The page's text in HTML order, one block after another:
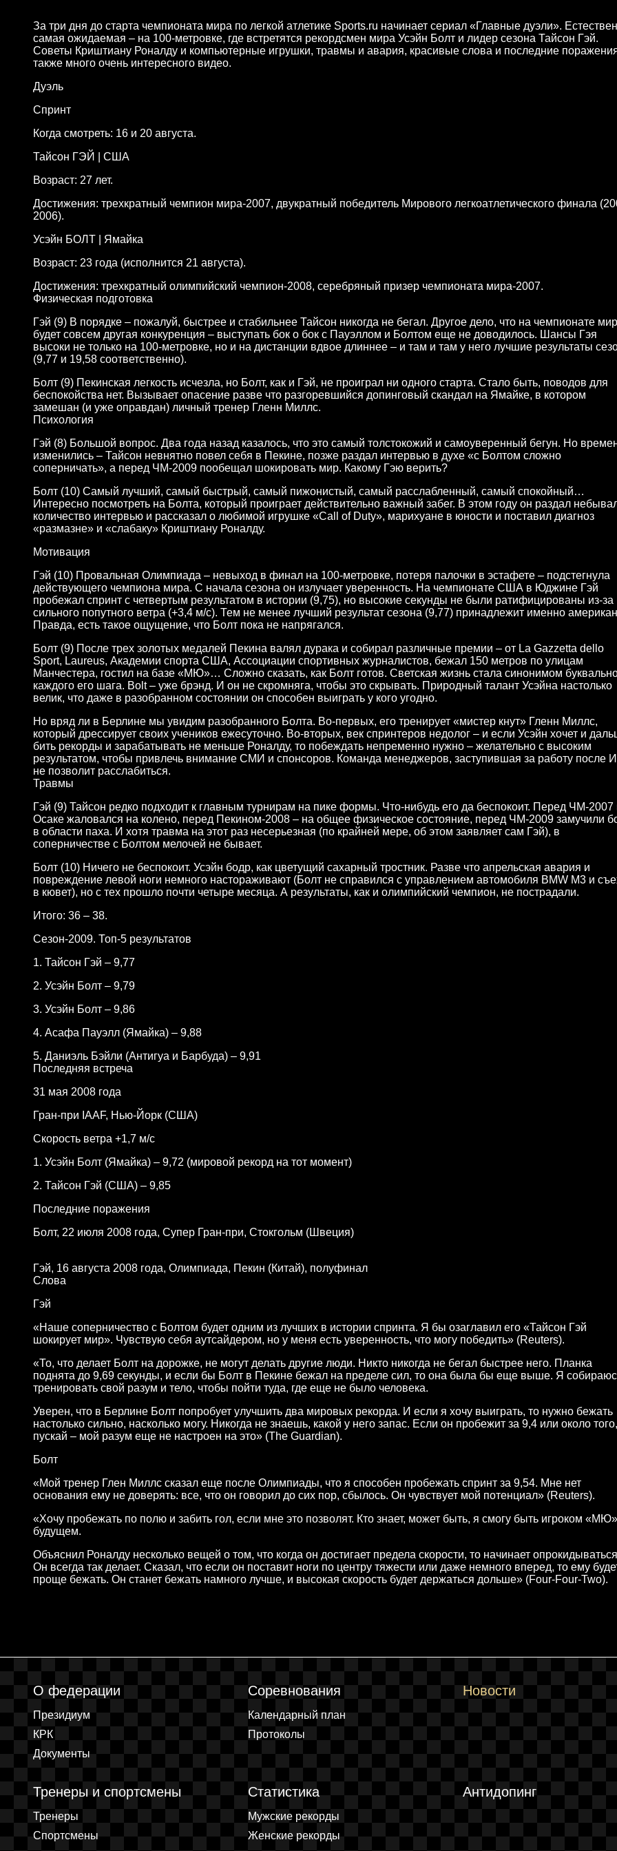
За три дня до старта чемпионата мира по легкой атлетике Sports.ru начинает сериал «Главные дуэли».
самая ожидаемая – на 100-метровке, где встретятся рекордсмен мира Усэйн Болт и лидер сезона Тайсон Гэй.
Советы Криштиану Роналду и компьютерные игрушки, травмы и авария, красивые слова и последние
также много очень интересного видео.
Дуэль
Спринт
Когда смотреть: 16 и 20 августа.
Тайсон ГЭЙ | США
Возраст: 27 лет.
Достижения: трехкратный чемпион мира-2007, двукратный победитель Мирового легкоатлетического финала
2006).
Усэйн БОЛТ | Ямайка
Возраст: 23 года (исполнится 21 августа).
Достижения: трехкратный олимпийский чемпион-2008, серебряный призер чемпионата мира-2007.
Физическая подготовка
Гэй (9) В порядке – пожалуй, быстрее и стабильнее Тайсон никогда не бегал. Другое дело, что на чемпионате
будет совсем другая конкуренция – выступать бок о бок с Пауэллом и Болтом еще не доводилось. Шансы Гэя
высоки не только на 100-метровке, но и на дистанции вдвое длиннее – и там и там у него лучшие результаты
(9,77 и 19,58 соответственно).
Болт (9) Пекинская легкость исчезла, но Болт, как и Гэй, не проиграл ни одного старта. Стало быть, поводов для
беспокойства нет. Вызывает опасение разве что разгоревшийся допинговый скандал на Ямайке, в котором
замешан (и уже оправдан) личный тренер Гленн Миллс.
Психология
Гэй (8) Большой вопрос. Два года назад казалось, что это самый толстокожий и самоуверенный бегун. Но
изменились – Тайсон невнятно повел себя в Пекине, позже раздал интервью в духе «с Болтом сложно
соперничать», а перед ЧМ-2009 пообещал шокировать мир. Какому Гэю верить?
Болт (10) Самый лучший, самый быстрый, самый пижонистый, самый расслабленный, самый спокойный…
Интересно посмотреть на Болта, который проиграет действительно важный забег. В этом году он раздал
количество интервью и рассказал о любимой игрушке «Call of Duty», марихуане в юности и поставил диагноз
«размазне» и «слабаку» Криштиану Роналду.
Мотивация
Гэй (10) Провальная Олимпиада – невыход в финал на 100-метровке, потеря палочки в эстафете – подстегнула
действующего чемпиона мира. С начала сезона он излучает уверенность. На чемпионате США в Юджине Гэй
пробежал спринт с четвертым результатом в истории (9,75), но высокие секунды не были ратифицированы из-за
сильного попутного ветра (+3,4 м/c). Тем не менее лучший результат сезона (9,77) принадлежит именно
Правда, есть такое ощущение, что Болт пока не напрягался.
Болт (9) После трех золотых медалей Пекина валял дурака и собирал различные премии – от La Gazzetta dello
Sport, Laureus, Академии спорта США, Ассоциации спортивных журналистов, бежал 150 метров по улицам
Манчестера, гостил на базе «МЮ»… Сложно сказать, как Болт готов. Светская жизнь стала синонимом
каждого его шага. Bolt – уже брэнд. И он не скромняга, чтобы это скрывать. Природный талант Усэйна настолько
велик, что даже в разобранном состоянии он способен выиграть у кого угодно.
Но вряд ли в Берлине мы увидим разобранного Болта. Во-первых, его тренирует «мистер кнут» Гленн Миллс,
который дрессирует своих учеников ежесуточно. Во-вторых, век спринтеров недолог – и если Усэйн хочет и
бить рекорды и зарабатывать не меньше Роналду, то побеждать непременно нужно – желательно с высоким
результатом, чтобы привлечь внимание СМИ и спонсоров. Команда менеджеров, заступившая за работу после
не позволит расслабиться.
Травмы
Гэй (9) Тайсон редко подходит к главным турнирам на пике формы. Что-нибудь его да беспокоит. Перед ЧМ-2007
Осаке жаловался на колено, перед Пекином-2008 – на общее физическое состояние, перед ЧМ-2009 замучили
в области паха. И хотя травма на этот раз несерьезная (по крайней мере, об этом заявляет сам Гэй), в
соперничестве с Болтом мелочей не бывает.
Болт (10) Ничего не беспокоит. Усэйн бодр, как цветущий сахарный тростник. Разве что апрельская авария и
повреждение левой ноги немного настораживают (Болт не справился с управлением автомобиля BMW M3 и
в кювет), но с тех прошло почти четыре месяца. А результаты, как и олимпийский чемпион, не пострадали.
Итого: 36 – 38.
Сезон-2009. Топ-5 результатов
1. Тайсон Гэй – 9,77
2. Усэйн Болт – 9,79
3. Усэйн Болт – 9,86
4. Асафа Пауэлл (Ямайка) – 9,88
5. Даниэль Бэйли (Антигуа и Барбуда) – 9,91
Последняя встреча
31 мая 2008 года
Гран-при IAAF, Нью-Йорк (США)
Скорость ветра +1,7 м/с
1. Усэйн Болт (Ямайка) – 9,72 (мировой рекорд на тот момент)
2. Тайсон Гэй (США) – 9,85
Последние поражения
Болт, 22 июля 2008 года, Супер Гран-при, Стокгольм (Швеция)
Гэй, 16 августа 2008 года, Олимпиада, Пекин (Китай), полуфинал
Слова
Гэй
«Наше соперничество с Болтом будет одним из лучших в истории спринта. Я бы озаглавил его «Тайсон Гэй
шокирует мир». Чувствую себя аутсайдером, но у меня есть уверенность, что могу победить» (Reuters).
«То, что делает Болт на дорожке, не могут делать другие люди. Никто никогда не бегал быстрее него. Планка
поднята до 9,69 секунды, и если бы Болт в Пекине бежал на пределе сил, то она была бы еще выше. Я
тренировать свой разум и тело, чтобы пойти туда, где еще не было человека.
Уверен, что в Берлине Болт попробует улучшить два мировых рекорда. И если я хочу выиграть, то нужно бежать
настолько сильно, насколько могу. Никогда не знаешь, какой у него запас. Если он пробежит за 9,4 или около
пускай – мой разум еще не настроен на это» (The Guardian).
Болт
«Мой тренер Глен Миллс сказал еще после Олимпиады, что я способен пробежать спринт за 9,54. Мне нет
основания ему не доверять: все, что он говорил до сих пор, сбылось. Он чувствует мой потенциал» (Reuters).
«Хочу пробежать по полю и забить гол, если мне это позволят. Кто знает, может быть, я смогу быть игроком
будущем.
Объяснил Роналду несколько вещей о том, что когда он достигает предела скорости, то начинает
Он всегда так делает. Сказал, что если он поставит ноги по центру тяжести или даже немного вперед, то ему
проще бежать. Он станет бежать намного лучше, и высокая скорость будет держаться дольше» (Four-Four-Two).
О федерации
Президиум
КРК
Документы
Соревнования
Календарный план
Протоколы
Новости
Тренеры и спортсмены
Тренеры
Спортсмены
Статистика
Мужские рекорды
Женские рекорды
Антидопинг